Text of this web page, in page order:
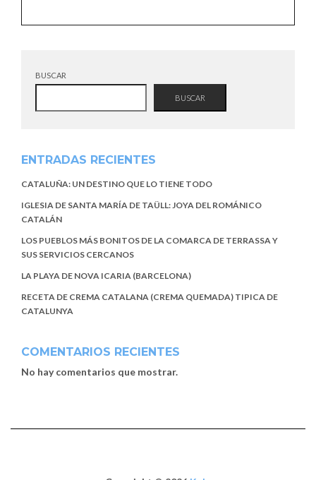
BUSCAR
BUSCAR
ENTRADAS RECIENTES
CATALUÑA: UN DESTINO QUE LO TIENE TODO
IGLESIA DE SANTA MARÍA DE TAÜLL: JOYA DEL ROMÁNICO
CATALÁN
LOS PUEBLOS MÁS BONITOS DE LA COMARCA DE TERRASSA Y
SUS SERVICIOS CERCANOS
LA PLAYA DE NOVA ICARIA (BARCELONA)
RECETA DE CREMA CATALANA (CREMA QUEMADA) TIPICA DE
CATALUNYA
COMENTARIOS RECIENTES
No hay comentarios que mostrar.